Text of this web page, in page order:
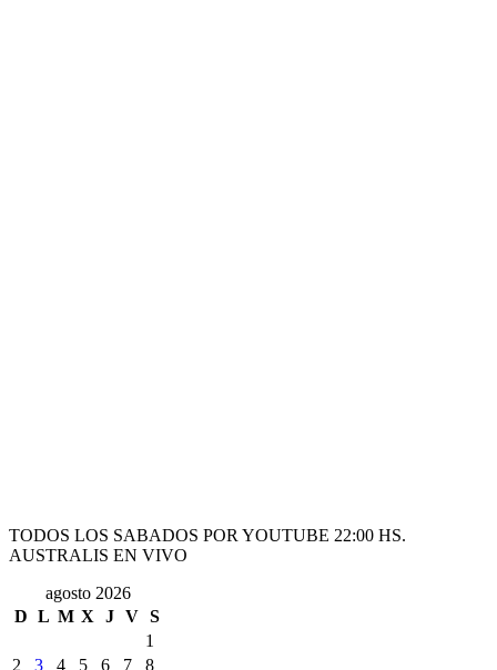
TODOS LOS SABADOS POR YOUTUBE 22:00 HS.
AUSTRALIS EN VIVO
agosto 2026
D L M X J V S
1
2
3 4 5 6 7
8